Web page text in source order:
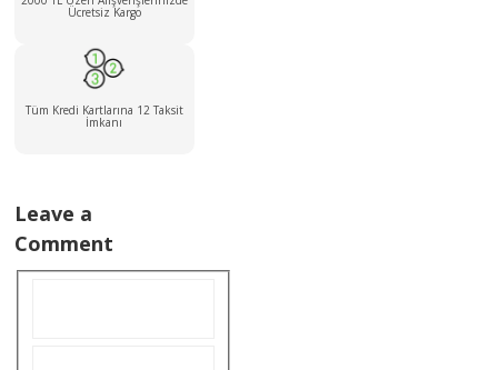
Ücretsiz Kargo
Tüm Kredi Kartlarına 12 Taksit
İmkanı
Leave a
Comment